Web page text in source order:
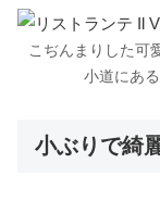
こぢんまりした可
小道にあ
小ぶりで綺